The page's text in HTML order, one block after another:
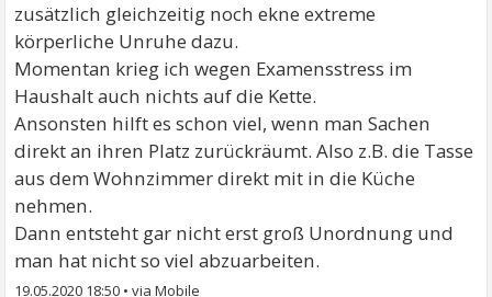
zusätzlich gleichzeitig noch ekne extreme
körperliche Unruhe dazu.
Momentan krieg ich wegen Examensstress im
Haushalt auch nichts auf die Kette.
Ansonsten hilft es schon viel, wenn man Sachen
direkt an ihren Platz zurückräumt. Also z.B. die Tasse
aus dem Wohnzimmer direkt mit in die Küche
nehmen.
Dann entsteht gar nicht erst groß Unordnung und
man hat nicht so viel abzuarbeiten.
19.05.2020 18:50 •